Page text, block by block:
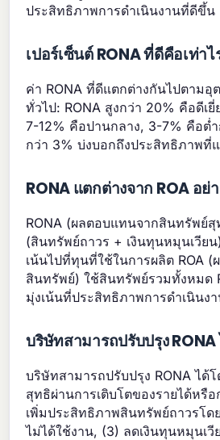
ประสิทธิภาพการดำเนินงานที่ดีขึ้น
เปอร์เซ็นต์ RONA ที่ดีคือเท่าไ
ค่า RONA ที่ดีแตกต่างกันไปตามอุ
ทั่วไป: RONA สูงกว่า 20% คือดีเ
7-12% คือปานกลาง, 3-7% คือต่
กว่า 3% บ่งบอกถึงประสิทธิภาพที่
RONA แตกต่างจาก ROA อย่
RONA (ผลตอบแทนจากสินทรัพย์
(สินทรัพย์ถาวร + เงินทุนหมุนเวีย
เน้นไปที่ทุนที่ใช้ในการผลิต ROA (
สินทรัพย์) ใช้สินทรัพย์รวมทั้งหมด
มุ่งเน้นที่ประสิทธิภาพการดำเนินง
บริษัทสามารถปรับปรุง RONA
บริษัทสามารถปรับปรุง RONA ได้โ
สุทธิผ่านการเติบโตของรายได้หรื
เพิ่มประสิทธิภาพสินทรัพย์ถาวรโ
ไม่ได้ใช้งาน, (3) ลดเงินทุนหมุนเวี